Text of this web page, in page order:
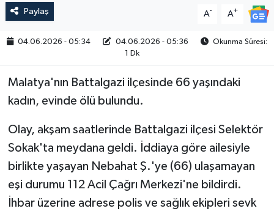
Paylaş A- A+
04.06.2026 - 05:34 04.06.2026 - 05:36
Okunma Süresi:
1 Dk
Malatya'nın Battalgazi ilçesinde 66 yaşındaki
kadın, evinde ölü bulundu.
Olay, akşam saatlerinde Battalgazi ilçesi Selektör
Sokak'ta meydana geldi. İddiaya göre ailesiyle
birlikte yaşayan Nebahat Ş.'ye (66) ulaşamayan
eşi durumu 112 Acil Çağrı Merkezi'ne bildirdi.
İhbar üzerine adrese polis ve sağlık ekipleri sevk